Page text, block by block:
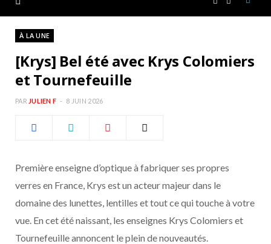
c
o
k
s
À LA UNE
[Krys] Bel été avec Krys Colomiers
et Tournefeuille
PAR JULIEN F 8 JUIN 2026
Première enseigne d’optique à fabriquer ses propres
verres en France, Krys est un acteur majeur dans le
domaine des lunettes, lentilles et tout ce qui touche à votre
vue. En cet été naissant, les enseignes Krys Colomiers et
Tournefeuille annoncent le plein de nouveautés.